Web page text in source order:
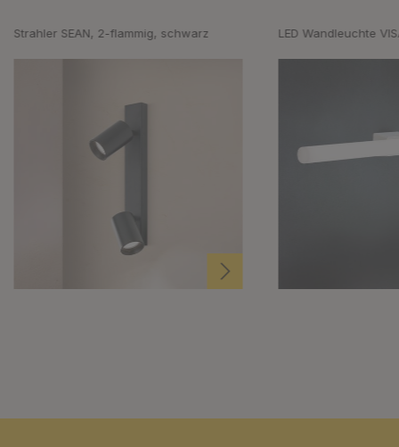
Strahler SEAN, 2-flammig, schwarz LED Wandleuchte